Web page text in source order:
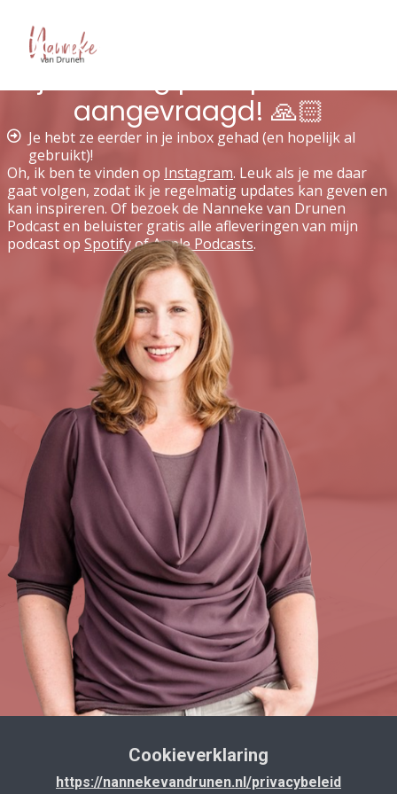
Dank je wel dat je de gratis
aangevraagd! 🙏🏻
Je hebt ze eerder in je inbox gehad (en hopelijk al
gebruikt)!
Oh, ik ben te vinden op Instagram. Leuk als je me daar
gaat volgen, zodat ik je regelmatig updates kan geven en
kan inspireren. Of bezoek de Nanneke van Drunen
Podcast en beluister gratis alle afleveringen van mijn
podcast op SpotifyofApple Podcasts.
Cookieverklaring
https://nannekevandrunen.nl/privacybeleid